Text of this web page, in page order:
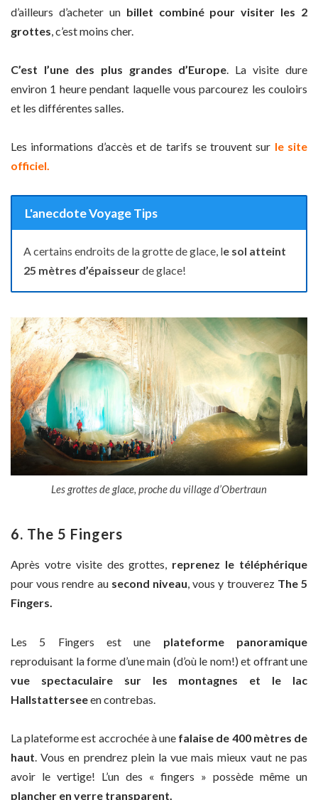
d’ailleurs d’acheter un billet combiné pour visiter les 2
grottes , c’est moins cher.
C’est l’une des plus grandes d’Europe. La visite dure
environ 1 heure pendant laquelle vous parcourez les couloirs
et les différentes salles.
Les informations d’accès et de tarifs se trouvent sur le site
officiel.
L'anecdote Voyage Tips
A certains endroits de la grotte de glace, le sol atteint
25 mètres d’épaisseurde glace!
Les grottes de glace, proche du village d’Obertraun
6. The 5 Fingers
Après votre visite des grottes, reprenez le téléphérique
pour vous rendre au second niveau, vous y trouverez The 5
Fingers.
Les 5 Fingers est une plateforme panoramique
reproduisant la forme d’une main (d’où le nom!) et offrant une
vue spectaculaire sur les montagnes et le lac
Hallstatterseeen contrebas.
La plateforme est accrochée à une falaise de 400 mètres de
haut. Vous en prendrez plein la vue mais mieux vaut ne pas
avoir le vertige! L’un des « fingers » possède même un
plancher en verre transparent.